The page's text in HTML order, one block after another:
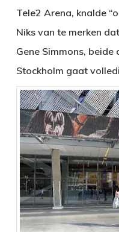
Tele2 Arena, knalde
Niks van te merken
Gene Simmons,
Stockholm gaat